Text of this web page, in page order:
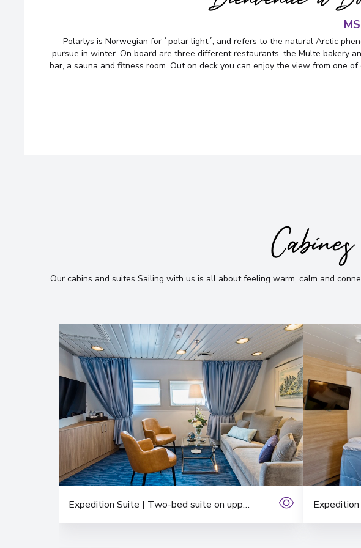
Polarlys is Norwegian for `polar light´, and refers to the natural Arctic
pursue in winter. On board are three different restaurants, the Multe bakery
bar, a sauna and fitness room. Out on deck you can enjoy the view from one
Our cabins and suites Sailing with us is all about feeling warm, calm and
Expedition Suite | Two-bed suite on upper deck